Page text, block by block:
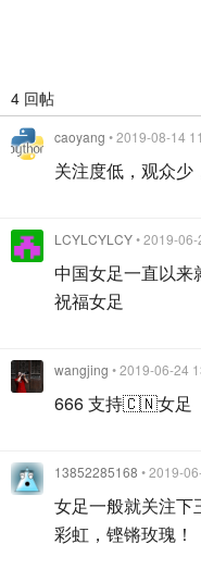
4 回帖
caoyang • 2019-08-14
关注度低，观众少
LCYLCYLCY• 2019-
中国女足一直以来
祝福女足
wangjing • 2019-06-24
666 支持🇨🇳女足
13852285168 • 2019-
女足一般就关注下
彩虹，铿锵玫瑰！